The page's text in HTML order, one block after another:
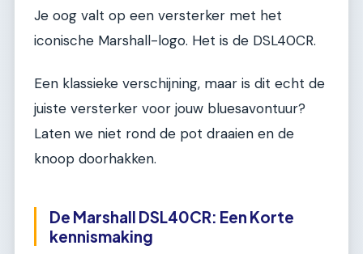
Je oog valt op een versterker met het
iconische Marshall-logo. Het is de DSL40CR.
Een klassieke verschijning, maar is dit echt de
juiste versterker voor jouw bluesavontuur?
Laten we niet rond de pot draaien en de
knoop doorhakken.
De Marshall DSL40CR: Een Korte
kennismaking